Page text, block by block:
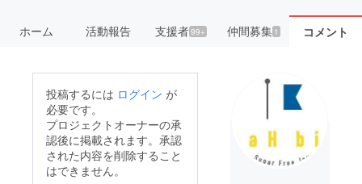
ホーム 活動報告 支援者99+ 仲間募集 1 コメント
投稿するには ログイン が
必要です。
プロジェクトオーナーの承
認後に掲載されます。承認
された内容を削除すること
はできません。